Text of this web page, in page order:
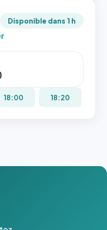
Disponible dans 1 h
18:00 18:20